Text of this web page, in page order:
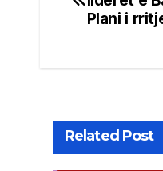
Plani i
Related Post